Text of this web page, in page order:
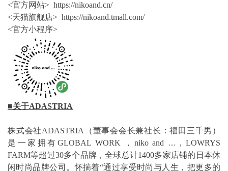
<官方网站> https://nikoand.cn/
<天猫旗舰店> https://nikoand.tmall.com/
<官方小程序>
■关于ADASTRIA
株式会社ADASTRIA（董事会会长兼社长：福田三千男）
是一家拥有GLOBAL WORK ，niko and … , LOWRYS
FARM等超过30多个品牌，全球总计1400多家店铺的日本休
闲时尚品牌公司。怀揣着“通过享受时尚与人生，把更多的